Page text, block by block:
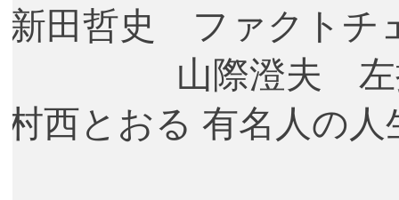
新田哲史 ファクトチ
山際澄夫 左
村西とおる 有名人の